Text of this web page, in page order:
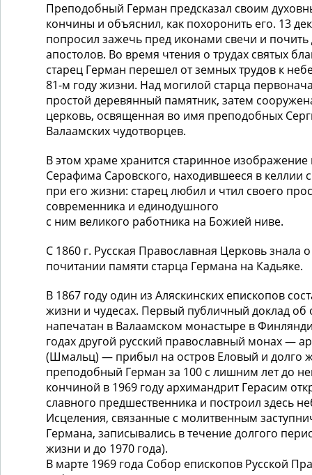
Преподобный Герман предсказал своим
кон­чины и объяснил, как похоронить его. 13
попросил за­жечь пред иконами свечи и почить
апостолов. Во время чтения о трудах святых
старец Герман перешел от земных трудов к
81-м году жизни. Над могилой старца
простой деревянный памятник, затем
цер­ковь, освященная во имя преподобных
Валаамских чудотворцев.
В этом храме хранится старинное
Серафима Саровского, находившееся в келлии
при его жизни: старец любил и чтил своего
современника и единодушного
с ним вели­кого работника на Божией ниве.
С 1860 г. Русская Православная Церковь
почи­тании памяти старца Германа на Кадьяке.
В 1867 году один из Аляскинских епископов
жизни и чудесах. Первый публичный доклад об
напечатан в Валаамском монастыре в
годах другой русский православный монах —
(Шмальц) — прибыл на остров Еловый и долго
преподобный Герман за 100 с лишним лет до
кончиной в 1969 году архимандрит Герасим
славного предшественника и построил здесь
Исцеления, связанные с молитвенным
Германа, запи­сывались в течение долго­го
жизни и до 1970 года).
В марте 1969 года Собор епископов Русской